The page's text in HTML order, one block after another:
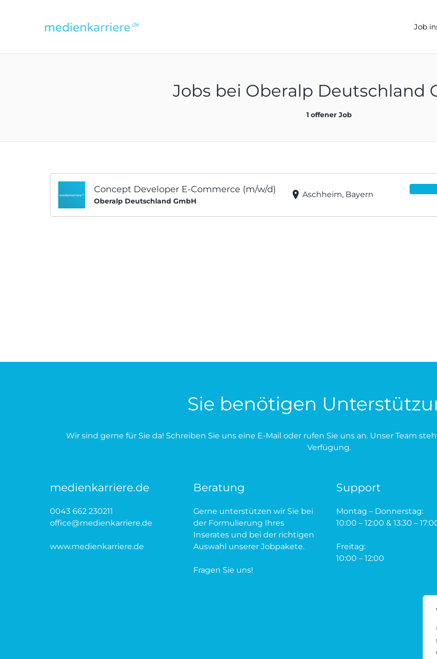
Job
Jobs bei Oberalp Deutschland
1 offener Job
Concept Developer E-Commerce (m/w/d)
Oberalp Deutschland GmbH
Aschheim, Bayern
Sie benötigen
Wir sind gerne für Sie da! Schreiben Sie uns eine E-Mail oder rufen Sie uns an. Unser Team
Verfügung.
medienkarriere.de
0043 662 230211
office@medienkarriere.de
www.medienkarriere.de
Beratung
Gerne unterstützen wir Sie bei
der Formulierung Ihres
Inserates und bei der richtigen
Auswahl unserer Jobpakete.
Fragen Sie uns!
Support
Montag – Donnerstag:
10:00 – 12:00 & 13:30 –
Freitag:
10:00 – 12:00